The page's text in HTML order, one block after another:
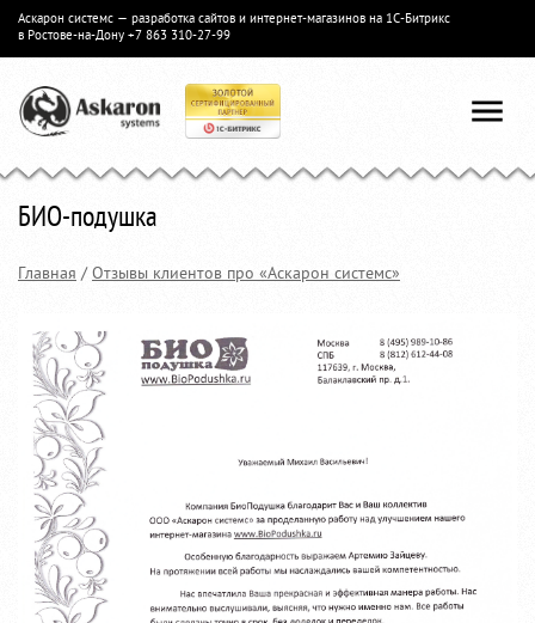
Аскарон системс — разработка сайтов и интернет-магазинов на 1С-Битрикс
в Ростове-на-Дону +7 863 310-27-99
БИО-подушка
Главная / Отзывы клиентов про «Аскарон системс»